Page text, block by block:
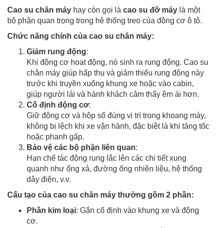
Cao su chân máy hay còn gọi là cao su đỡ máy là một
bộ phận quan trọng trong hệ thống treo của động cơ ô tô.
Chức năng chính của cao su chân máy:
Giảm rung động:
Khi động cơ hoạt động, nó sinh ra rung động. Cao su
chân máy giúp hấp thụ và giảm thiểu rung động này
trước khi truyền xuống khung xe hoặc vào cabin,
giúp người lái và hành khách cảm thấy êm ái hơn.
Cố định động cơ:
Giữ động cơ và hộp số đúng vị trí trong khoang máy,
không bị lệch khi xe vận hành, đặc biệt là khi tăng tốc
hoặc phanh gấp.
Bảo vệ các bộ phận liên quan:
Hạn chế tác động rung lắc lên các chi tiết xung
quanh như ống xả, đường ống nhiên liệu, hệ thống
dây điện, v.v.
Cấu tạo của cao su chân máy thường gồm 2 phần:
Phần kim loại: Gắn cố định vào khung xe và động
cơ.